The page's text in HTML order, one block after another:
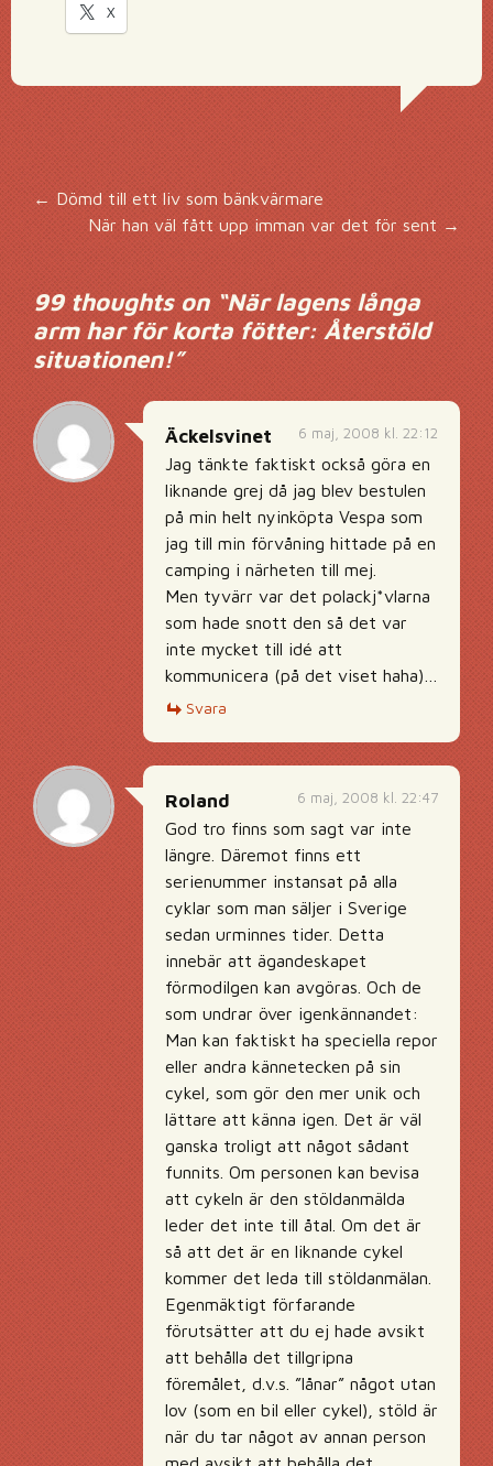
X
Inläggsnavigering
←Dömd till ett liv som bänkvärmare
När han väl fått upp imman var det för sent →
99 thoughts on “När lagens långa
arm har för korta fötter: Återstöld
situationen!”
6 maj, 2008 kl. 22:12
Äckelsvinet
Jag tänkte faktiskt också göra en
liknande grej då jag blev bestulen
på min helt nyinköpta Vespa som
jag till min förvåning hittade på en
camping i närheten till mej.
Men tyvärr var det polackj*vlarna
som hade snott den så det var
inte mycket till idé att
kommunicera (på det viset haha)…
Svara
6 maj, 2008 kl. 22:47
Roland
God tro finns som sagt var inte
längre. Däremot finns ett
serienummer instansat på alla
cyklar som man säljer i Sverige
sedan urminnes tider. Detta
innebär att ägandeskapet
förmodilgen kan avgöras. Och de
som undrar över igenkännandet:
Man kan faktiskt ha speciella repor
eller andra kännetecken på sin
cykel, som gör den mer unik och
lättare att känna igen. Det är väl
ganska troligt att något sådant
funnits. Om personen kan bevisa
att cykeln är den stöldanmälda
leder det inte till åtal. Om det är
så att det är en liknande cykel
kommer det leda till stöldanmälan.
Egenmäktigt förfarande
förutsätter att du ej hade avsikt
att behålla det tillgripna
föremålet, d.v.s. ”lånar” något utan
lov (som en bil eller cykel), stöld är
när du tar något av annan person